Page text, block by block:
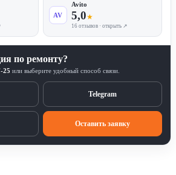
AV
Avito
5,0★
16 отзывов · открыть ↗
по ремонту?
25 или выберите удобный способ связи.
Telegram
Оставить заявку